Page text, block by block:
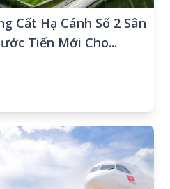
Cất Hạ Cánh Số 2 Sân
Tiến Mới Cho...